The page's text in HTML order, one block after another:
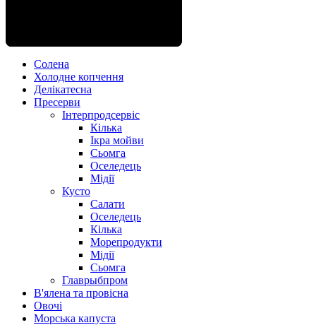
Солена
Холодне копчення
Делікатесна
Пресерви
Інтерпродсервіс
Кілька
Ікра мойви
Сьомга
Оселедець
Мідії
Кусто
Салати
Оселедець
Кілька
Морепродукти
Мідії
Сьомга
Главрыбпром
В'ялена та провісна
Овочі
Морська капуста